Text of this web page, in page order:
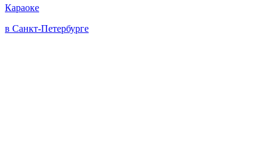
Караоке
в Санкт-Петербурге